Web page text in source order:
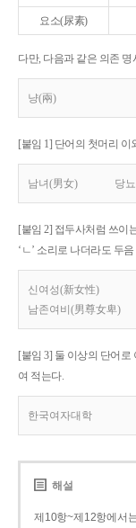
요소(尿素)
다만, 다음과 같은 의존 명
냥(兩)
[붙임 1] 단어의 첫머리
남녀(男女) 당
[붙임 2] 접두사처럼 쓰이
‘ㄴ’ 소리로 나더라도 두
신여성(新女性)
남존여비(男尊女卑)
[붙임 3] 둘 이상의 단어
여 적는다.
한국여자대학
해설
제10항~제12항에서